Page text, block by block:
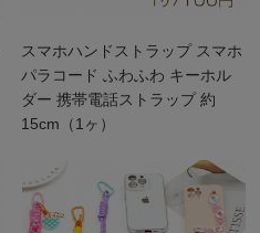
スマホハンドストラップ スマホ
パラコード ふわふわ キーホル
ダー 携帯電話ストラップ 約
15cm（1ヶ）